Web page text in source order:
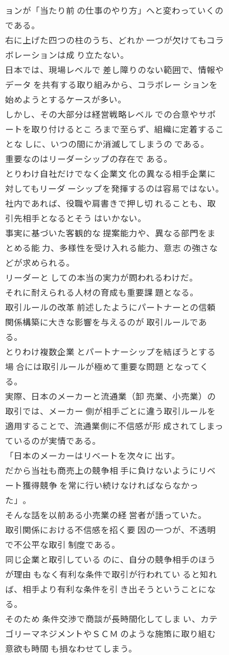
ョンが「当たり前 の仕事のやり方」へと変わっていくの
である。
右に上げた四つの柱のうち、どれか 一つが欠けてもコラ
ボレーションは成 り立たない。
日本では、現場レベルで 差し障りのない範囲で、情報や
データ を共有する取り組みから、コラボレー ションを
始めようとするケースが多い。
しかし、その大部分は経営戦略レベル での合意やサポ
ートを取り付けるとこ ろまで至らず、組織に定着するこ
とな しに、いつの間にか消滅してしまうの である。
重要なのはリーダーシップの存在で ある。
とりわけ自社だけでなく企業文 化の異なる相手企業に
対してもリーダ ーシップを発揮するのは容易ではない。
社内であれば、役職や肩書きで押し切 れることも、取
引先相手となるとそう はいかない。
事実に基づいた客観的な 提案能力や、異なる部門をま
とめる能 力、多様性を受け入れる能力、意志 の強さな
どが求められる。
リーダーと しての本当の実力が問われるわけだ。
それに耐えられる人材の育成も重要課 題となる。
取引ルールの改革 前述したようにパートナーとの信頼
関係構築に大きな影響を与えるのが 取引ルールであ
る。
とりわけ複数企業 とパートナーシップを結ぼうとする
場 合には取引ルールが極めて重要な問題 となってく
る。
実際、日本のメーカーと流通業（卸 売業、小売業）の
取引では、メーカー 側が相手ごとに違う取引ルールを
適用することで、流通業側に不信感が形 成されてしまっ
ているのが実情である。
「日本のメーカーはリベートを次々に 出す。
だから当社も商売上の競争相 手に負けないようにリベ
ート獲得競争 を常に行い続けなければならなかっ
た」。
そんな話を以前ある小売業の経 営者が語っていた。
取引関係における不信感を招く要 因の一つが、不透明
で不公平な取引 制度である。
同じ企業と取引している のに、自分の競争相手のほう
が理由 もなく有利な条件で取引が行われてい ると知れ
ば、相手より有利な条件を引 き出そうということにな
る。
そのため 条件交渉で商談が長時間化してしま い、カテ
ゴリーマネジメントやＳＣＭ のような施策に取り組む
意欲も時間 も損なわせてしまう。